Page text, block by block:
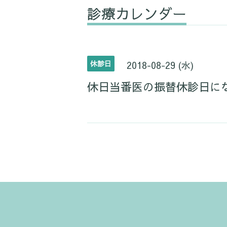
診療カレンダー
休診日 2018-08-29 (水)
休日当番医の振替休診日に